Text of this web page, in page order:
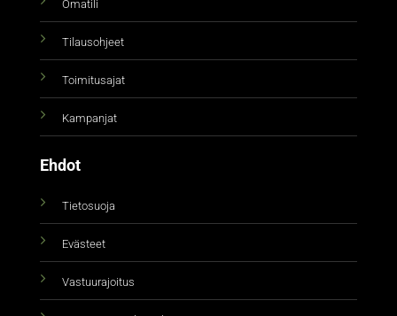
Omatili
Tilausohjeet
Toimitusajat
Kampanjat
Ehdot
Tietosuoja
Evästeet
Vastuurajoitus